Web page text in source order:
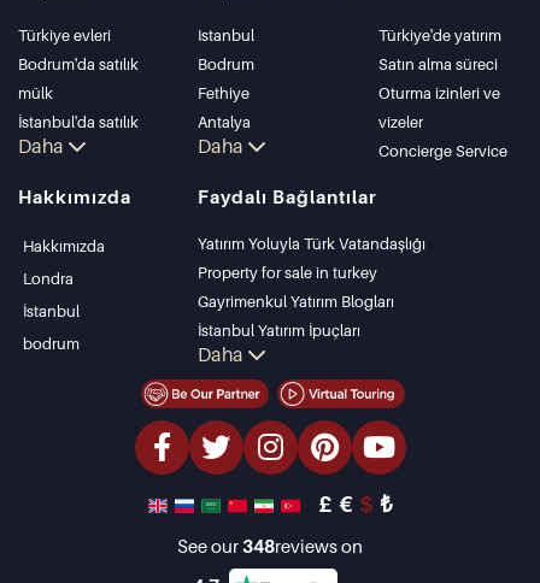
Türkiye evleri
Bodrum'da satılık
mülk
İstanbul'da satılık
daire
Bodrum Villası
Antalya'da satılık
Daha
Istanbul
Bodrum
Fethiye
Antalya
Kalkan
Kas
Bursa
Gocek
Side
Kemer
Dalyan
Izmir
Belek
Daha
Türkiye'de yatırım
Satın alma süreci
Oturma izinleri ve
vizeler
Concierge Service
Hakkımızda
Hakkımızda
Londra
İstanbul
bodrum
Faydalı Bağlantılar
Yatırım Yoluyla Türk Vatandaşlığı
Property for sale in turkey
Gayrimenkul Yatırım Blogları
İstanbul Yatırım İpuçları
PropertyTurkey TV
İstanbul Yatırım Gayrimenkulleri
Mülkünüzü Satmak
Uygun Fiyatlı Emlaklar
Denize Sıfır Tesisler
lüks Özellikler
Daha
£ € $ ₺
See our348reviews on